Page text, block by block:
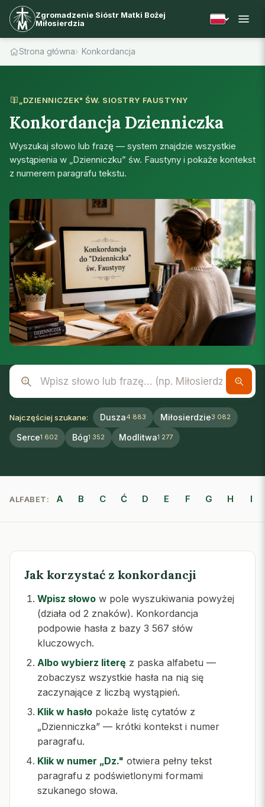
Zgromadzenie Sióstr Matki Bożej
Miłosierdzia
Strona główna Konkordancja
„DZIENNICZEK" ŚW. SIOSTRY FAUSTYNY
Konkordancja Dzienniczka
Wyszukaj słowo lub frazę — system znajdzie wszystkie
wystąpienia w „Dzienniczku” św. Faustyny i pokaże kontekst
z numerem paragrafu tekstu.
Wpisz słowo lub frazę
Najczęściej szukane: Dusza4 883 Miłosierdzie3 082
Serce1 602 Bóg1 352 Modlitwa1 277
ALFABET: A B C Ć D E F G H I
Jak korzystać z konkordancji
Wpisz słowo w pole wyszukiwania powyżej
(działa od 2 znaków). Konkordancja
podpowie hasła z bazy 3 567 słów
kluczowych.
Albo wybierz literę z paska alfabetu —
zobaczysz wszystkie hasła na nią się
zaczynające z liczbą wystąpień.
Klik w hasło pokaże listę cytatów z
„Dzienniczka” — krótki kontekst i numer
paragrafu.
Klik w numer „Dz." otwiera pełny tekst
paragrafu z podświetlonymi formami
szukanego słowa.